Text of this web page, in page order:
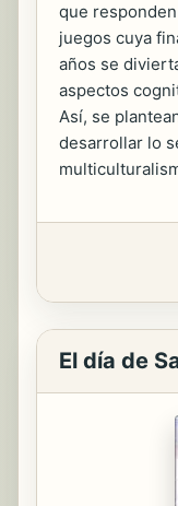
que
juegos cuya
años se
aspectos
Así, se
desarrollar lo
El día de